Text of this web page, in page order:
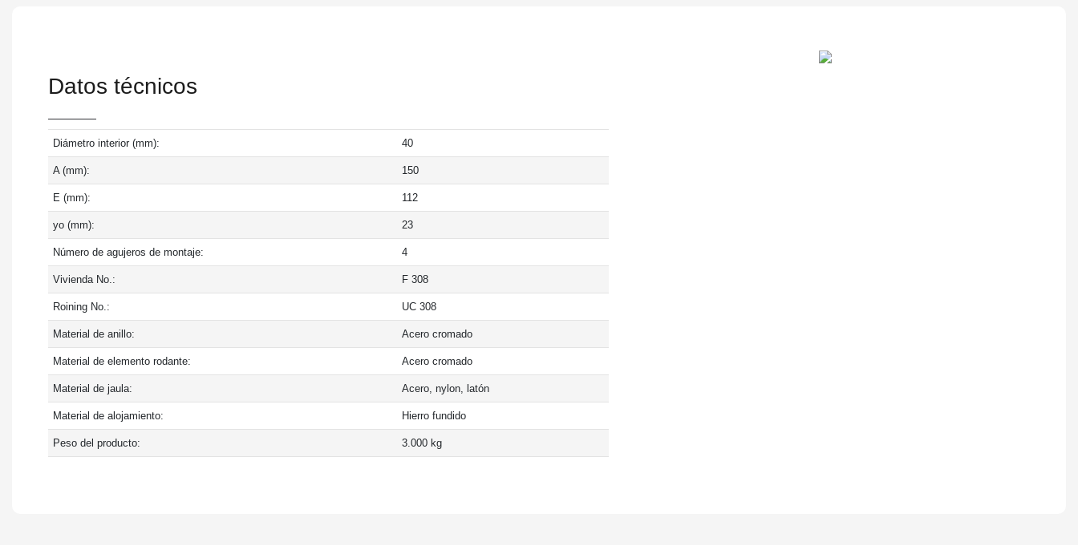
Datos técnicos
Diámetro interior (mm): 40
A (mm): 150
E (mm): 112
yo (mm): 23
Número de agujeros de montaje: 4
Vivienda No.: F 308
Roining No.: UC 308
Material de anillo: Acero cromado
Material de elemento rodante: Acero cromado
Material de jaula: Acero, nylon, latón
Material de alojamiento: Hierro fundido
Peso del producto: 3.000 kg